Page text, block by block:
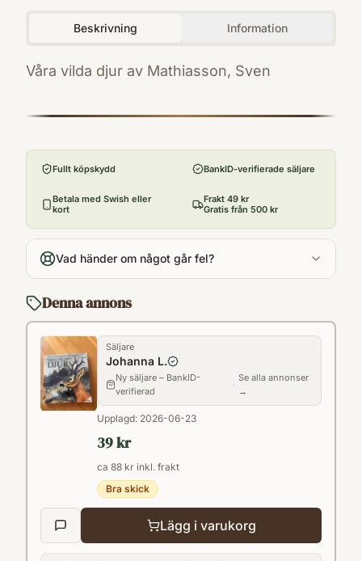
Beskrivning Information
Våra vilda djur av Mathiasson, Sven
9151820099
Prisma
Utgivningsår
1987
Antal sidor
280
Språk
Format
Inbunden
Fullt köpskydd BankID-verifierade säljare
Betala med Swish eller
kort
Frakt 49 kr
Gratis från 500 kr
Vad händer om något går fel?
Denna annons
Säljare
Johanna L.
Ny säljare – BankID-
verifierad
·
Se alla annonser
→
Upplagd: 2026-06-23
39 kr
ca 88 kr inkl. frakt
Bra skick
Lägg i varukorg